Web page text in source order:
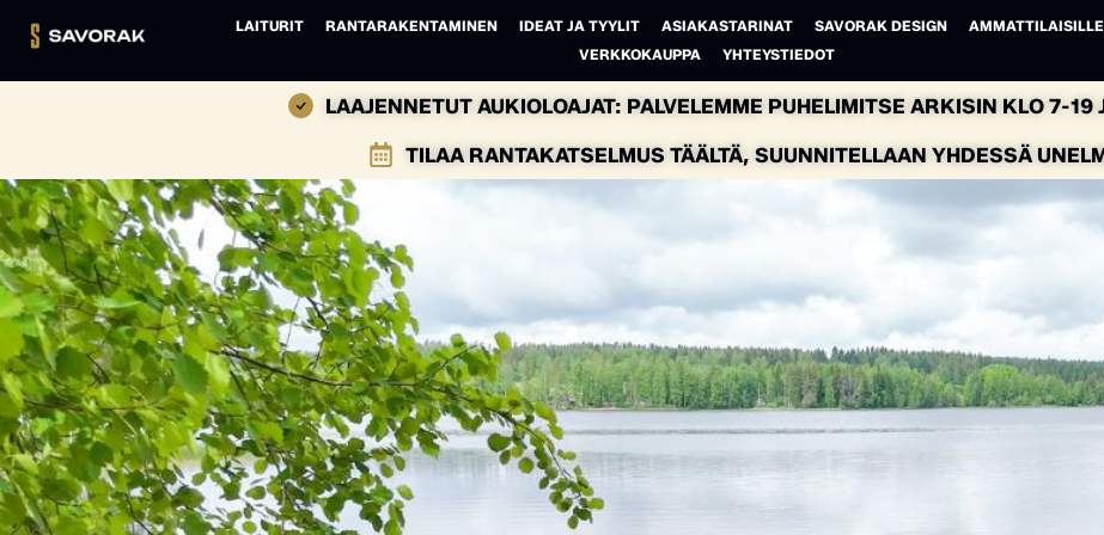
LAITURIT RANTARAKENTAMINEN IDEAT JA TYYLIT ASIAKASTARINAT SAVORAK DESIGN AMMATTILAISILLE
VERKKOKAUPPA
YHTEYSTIEDOT
LAAJENNETUT AUKIOLOAJAT: PALVELEMME PUHELIMITSE ARKISIN KLO 7-19
TILAA RANTAKATSELMUS TÄÄLTÄ, SUUNNITELLAAN YHDESSÄ